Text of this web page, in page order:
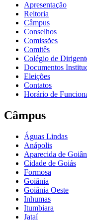
Apresentação
Reitoria
Câmpus
Conselhos
Comissões
Comitês
Colégio de
Documentos
Eleições
Contatos
Horário de
Câmpus
Águas Lindas
Anápolis
Aparecida de
Cidade de Goiás
Formosa
Goiânia
Goiânia Oeste
Inhumas
Itumbiara
Jataí